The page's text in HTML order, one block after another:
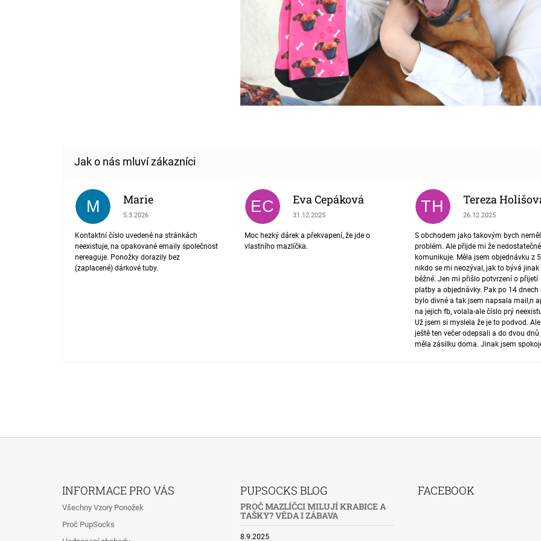
M Marie
Hodnocení obchodu je 1 z 5 hvězdiček.
5.3.2026
Kontaktní číslo uvedené na stránkách
neexistuje, na opakované emaily společnost
nereaguje. Ponožky dorazily bez
(zaplacené) dárkové tuby.
EC Eva Cepáková
Hodnocení obchodu je 5 z 5 hvězdiček.
31.12.2025
Moc hezký dárek a překvapení, že jde o
vlastního mazlíčka.
TH Tereza
Hodnocení obchodu je
26.12.2025
S obchodem jako takovým bych
problém. Ale přijde mi že nedostatečné
komunikuje. Měla jsem objednávku z
nikdo se mi neozýval, jak to bývá jinak
běžné. Jen mi přišlo potvrzení o přijetí
platby a objednávky. Pak po 14 dnech
bylo divné a tak jsem napsala mail,n
na jejich fb, volala-ale číslo prý
Už jsem si myslela že je to podvod.
ještě ten večer odepsali a do dvou dnů
měla zásilku doma. Jinak jsem
INFORMACE PRO VÁS
Všechny Vzory Ponožek
Proč PupSocks
PUPSOCKS BLOG
PROČ MAZLÍČCI MILUJÍ KRABICE A
TAŠKY? VĚDA I ZÁBAVA
8.9.2025
FACEBOOK